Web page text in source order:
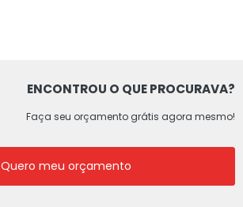
ENCONTROU O QUE PROCURAVA?
Faça seu orçamento grátis agora mesmo!
Quero meu orçamento